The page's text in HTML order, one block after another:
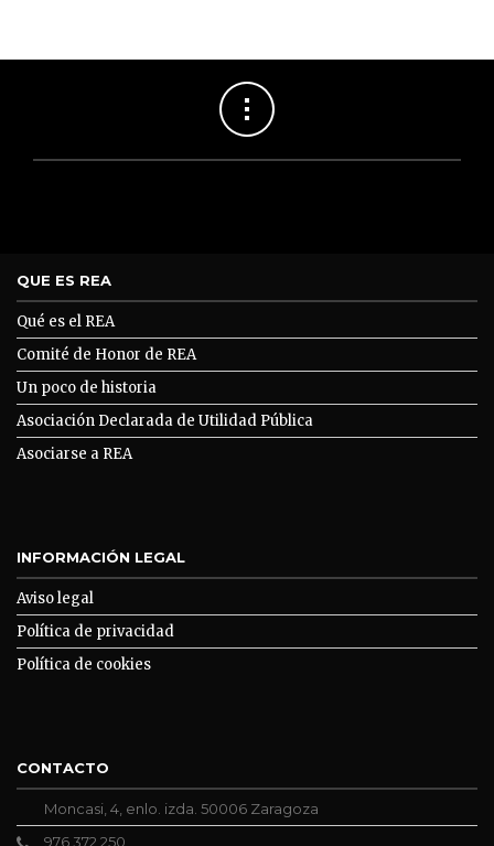
QUE ES REA
Qué es el REA
Comité de Honor de REA
Un poco de historia
Asociación Declarada de Utilidad Pública
Asociarse a REA
INFORMACIÓN LEGAL
Aviso legal
Política de privacidad
Política de cookies
CONTACTO
Moncasi, 4, enlo. izda. 50006 Zaragoza
976 372 250